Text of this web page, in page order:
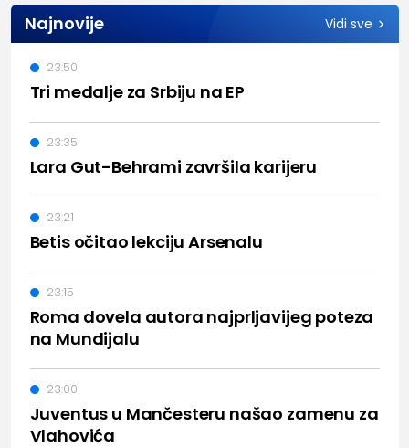
Najnovije Vidi sve
Tri medalje za Srbiju na EP
23:50
Lara Gut-Behrami završila karijeru
23:35
Betis očitao lekciju Arsenalu
23:21
Roma dovela autora najprljavijeg poteza
na Mundijalu
23:15
Juventus u Mančesteru našao zamenu za
Vlahovića
23:00